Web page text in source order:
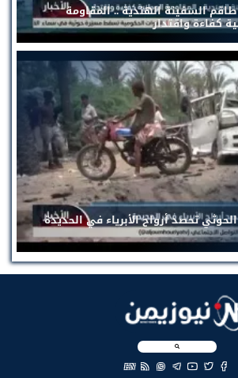
طاقم السفينة الهندية .. المقاومة
كفاءة واقتدار
تحصد أرواح الأبرياء في الحديدة
EN